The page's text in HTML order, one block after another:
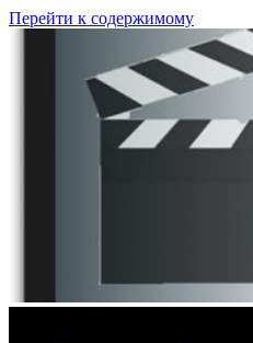
Перейти к содержимому